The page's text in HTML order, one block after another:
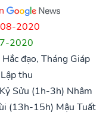
2020
2020
đạo, Tháng Giáp
thu
Kỷ Sửu (1h-3h) Nhâm
(13h-15h) Mậu Tuất